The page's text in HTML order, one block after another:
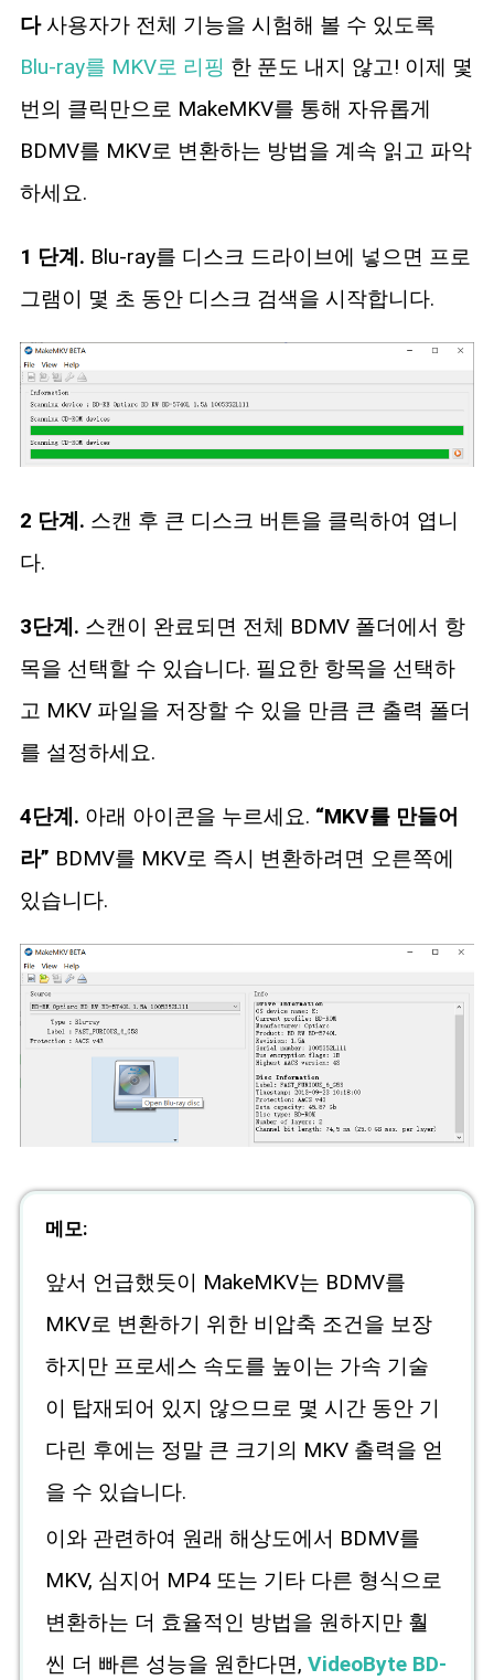
다 사용자가 전체 기능을 시험해 볼 수 있도록
Blu-ray를 MKV로 리핑 한 푼도 내지 않고! 이제 몇
번의 클릭만으로 MakeMKV를 통해 자유롭게
BDMV를 MKV로 변환하는 방법을 계속 읽고 파악
하세요.
1 단계. Blu-ray를 디스크 드라이브에 넣으면 프로
그램이 몇 초 동안 디스크 검색을 시작합니다.
2 단계. 스캔 후 큰 디스크 버튼을 클릭하여 엽니
다.
3단계. 스캔이 완료되면 전체 BDMV 폴더에서 항
목을 선택할 수 있습니다. 필요한 항목을 선택하
고 MKV 파일을 저장할 수 있을 만큼 큰 출력 폴더
를 설정하세요.
4단계. 아래 아이콘을 누르세요. “MKV를 만들어
라” BDMV를 MKV로 즉시 변환하려면 오른쪽에
있습니다.
메모:
앞서 언급했듯이 MakeMKV는 BDMV를
MKV로 변환하기 위한 비압축 조건을 보장
하지만 프로세스 속도를 높이는 가속 기술
이 탑재되어 있지 않으므로 몇 시간 동안 기
다린 후에는 정말 큰 크기의 MKV 출력을 얻
을 수 있습니다.
이와 관련하여 원래 해상도에서 BDMV를
MKV, 심지어 MP4 또는 기타 다른 형식으로
변환하는 더 효율적인 방법을 원하지만 훨
씬 더 빠른 성능을 원한다면, VideoByte BD-